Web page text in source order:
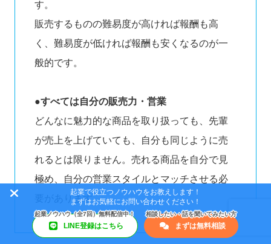
す。
販売するものの難易度が高ければ報酬も高
く、難易度が低ければ報酬も安くなるのが一
般的です。
●すべては自分の販売力・営業
どんなに魅力的な商品を取り扱っても、先輩
が売上を上げていても、自分も同じように売
れるとは限りません。売れる商品を自分で見
極め、自分の営業スタイルとマッチさせる必
要があります。
起業で役立つノウハウをお教えします！
まずはお気軽にお問い合わせください！
LINE登録はこちら まずは無料相談